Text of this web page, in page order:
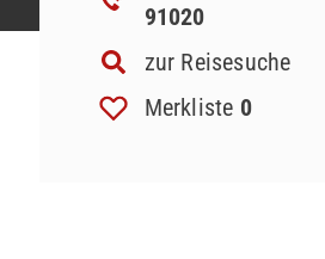
91020
zur Reisesuche
Merkliste 0